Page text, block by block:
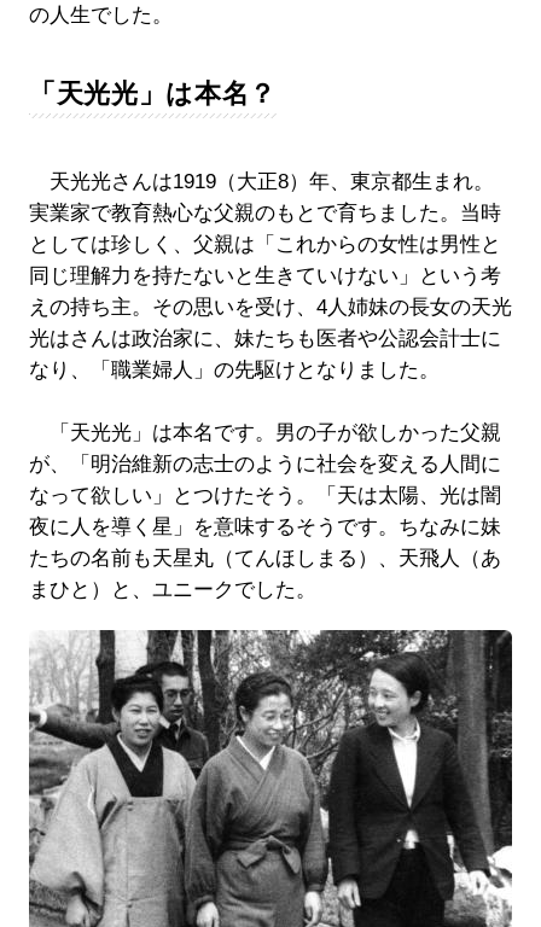
の人生でした。
「天光光」は本名？
天光光さんは1919（大正8）年、東京都生まれ。
実業家で教育熱心な父親のもとで育ちました。当時
としては珍しく、父親は「これからの女性は男性と
同じ理解力を持たないと生きていけない」という考
えの持ち主。その思いを受け、4人姉妹の長女の天光
光はさんは政治家に、妹たちも医者や公認会計士に
なり、「職業婦人」の先駆けとなりました。
「天光光」は本名です。男の子が欲しかった父親
が、「明治維新の志士のように社会を変える人間に
なって欲しい」とつけたそう。「天は太陽、光は闇
夜に人を導く星」を意味するそうです。ちなみに妹
たちの名前も天星丸（てんほしまる）、天飛人（あ
まひと）と、ユニークでした。